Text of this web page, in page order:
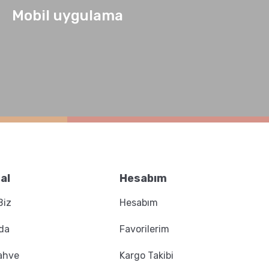
Compact N
Mobil uygulama
Hesabım
Hesabım
Favorilerim
Kargo Takibi